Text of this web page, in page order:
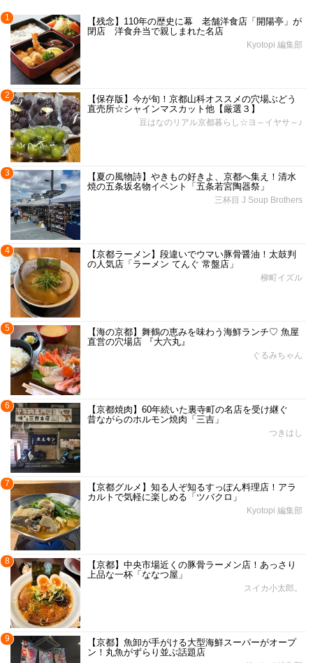
1
【残念】110年の歴史に幕 老舗洋食店「開陽亭」が
閉店 洋食弁当で親しまれた名店
Kyotopi 編集部
2
【保存版】今が旬！京都山科オススメの穴場ぶどう
直売所☆シャインマスカット他【厳選３】
豆はなのリアル京都暮らし☆ヨ～イヤサ～♪
3
【夏の風物詩】やきもの好きよ、京都へ集え！清水
焼の五条坂名物イベント「五条若宮陶器祭」
三杯目 J Soup Brothers
4
【京都ラーメン】段違いでウマい豚骨醤油！太鼓判
の人気店「ラーメン てんぐ 常盤店」
柳町イズル
5
【海の京都】舞鶴の恵みを味わう海鮮ランチ♡ 魚屋
直営の穴場店 『大六丸』
ぐるみちゃん
6
【京都焼肉】60年続いた裏寺町の名店を受け継ぐ
昔ながらのホルモン焼肉「三吉」
つきはし
7
【京都グルメ】知る人ぞ知るすっぽん料理店！アラ
カルトで気軽に楽しめる「ツバクロ」
Kyotopi 編集部
8
【京都】中央市場近くの豚骨ラーメン店！あっさり
上品な一杯「ななつ屋」
スイカ小太郎。
9
【京都】魚卸が手がける大型海鮮スーパーがオープ
ン！丸魚がずらり並ぶ話題店